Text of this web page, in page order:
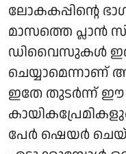
ലോകകപ്പിന്റെ
മാസത്തെ പ്ലാൻ
ഡിവൈസുകൾ
ചെയ്യാമെന്നാണ്
ഇതേ തുടർന്ന് ഈ
പേർ ഷെയർ